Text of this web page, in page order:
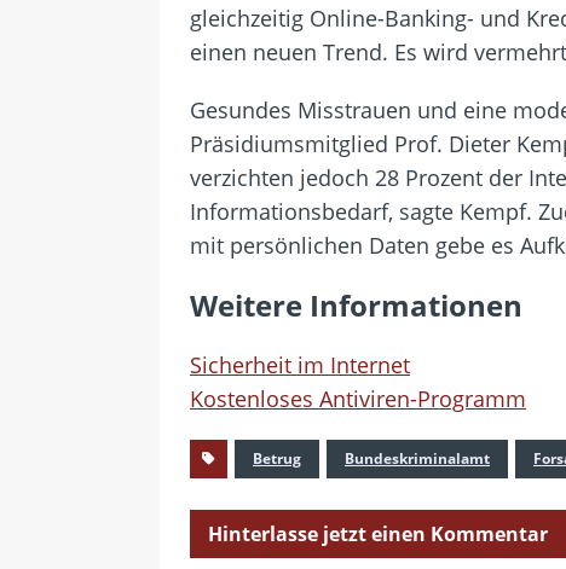
gleichzeitig Online-Banking- und
einen neuen Trend. Es wird
Gesundes Misstrauen und eine
Präsidiumsmitglied Prof. Dieter
verzichten jedoch 28 Prozent der
Informationsbedarf, sagte Kempf.
mit persönlichen Daten gebe es
Weitere Informationen
Sicherheit im Internet
Kostenloses Antiviren-Programm
Betrug Bundeskriminalamt
Hinterlasse jetzt einen Kommentar